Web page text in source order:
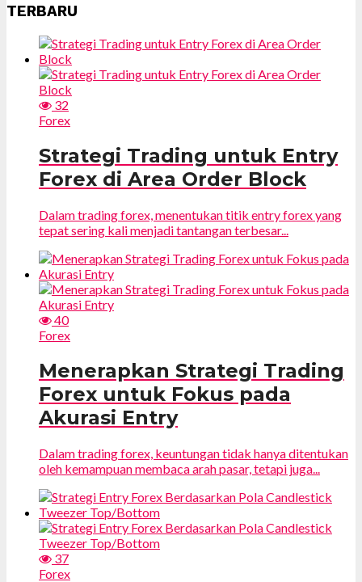
TERBARU
32
Forex
Strategi Trading untuk Entry
Forex di Area Order Block
Dalam trading forex, menentukan titik entry forex yang
tepat sering kali menjadi tantangan terbesar...
40
Forex
Menerapkan Strategi Trading
Forex untuk Fokus pada
Akurasi Entry
Dalam trading forex, keuntungan tidak hanya ditentukan
oleh kemampuan membaca arah pasar, tetapi juga...
37
Forex